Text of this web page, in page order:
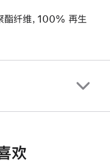
酯纤维，100% 再生
欢